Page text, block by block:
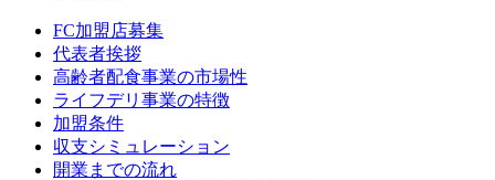
FC加盟店募集
代表者挨拶
高齢者配食事業の市場性
ライフデリ事業の特徴
加盟条件
収支シミュレーション
開業までの流れ